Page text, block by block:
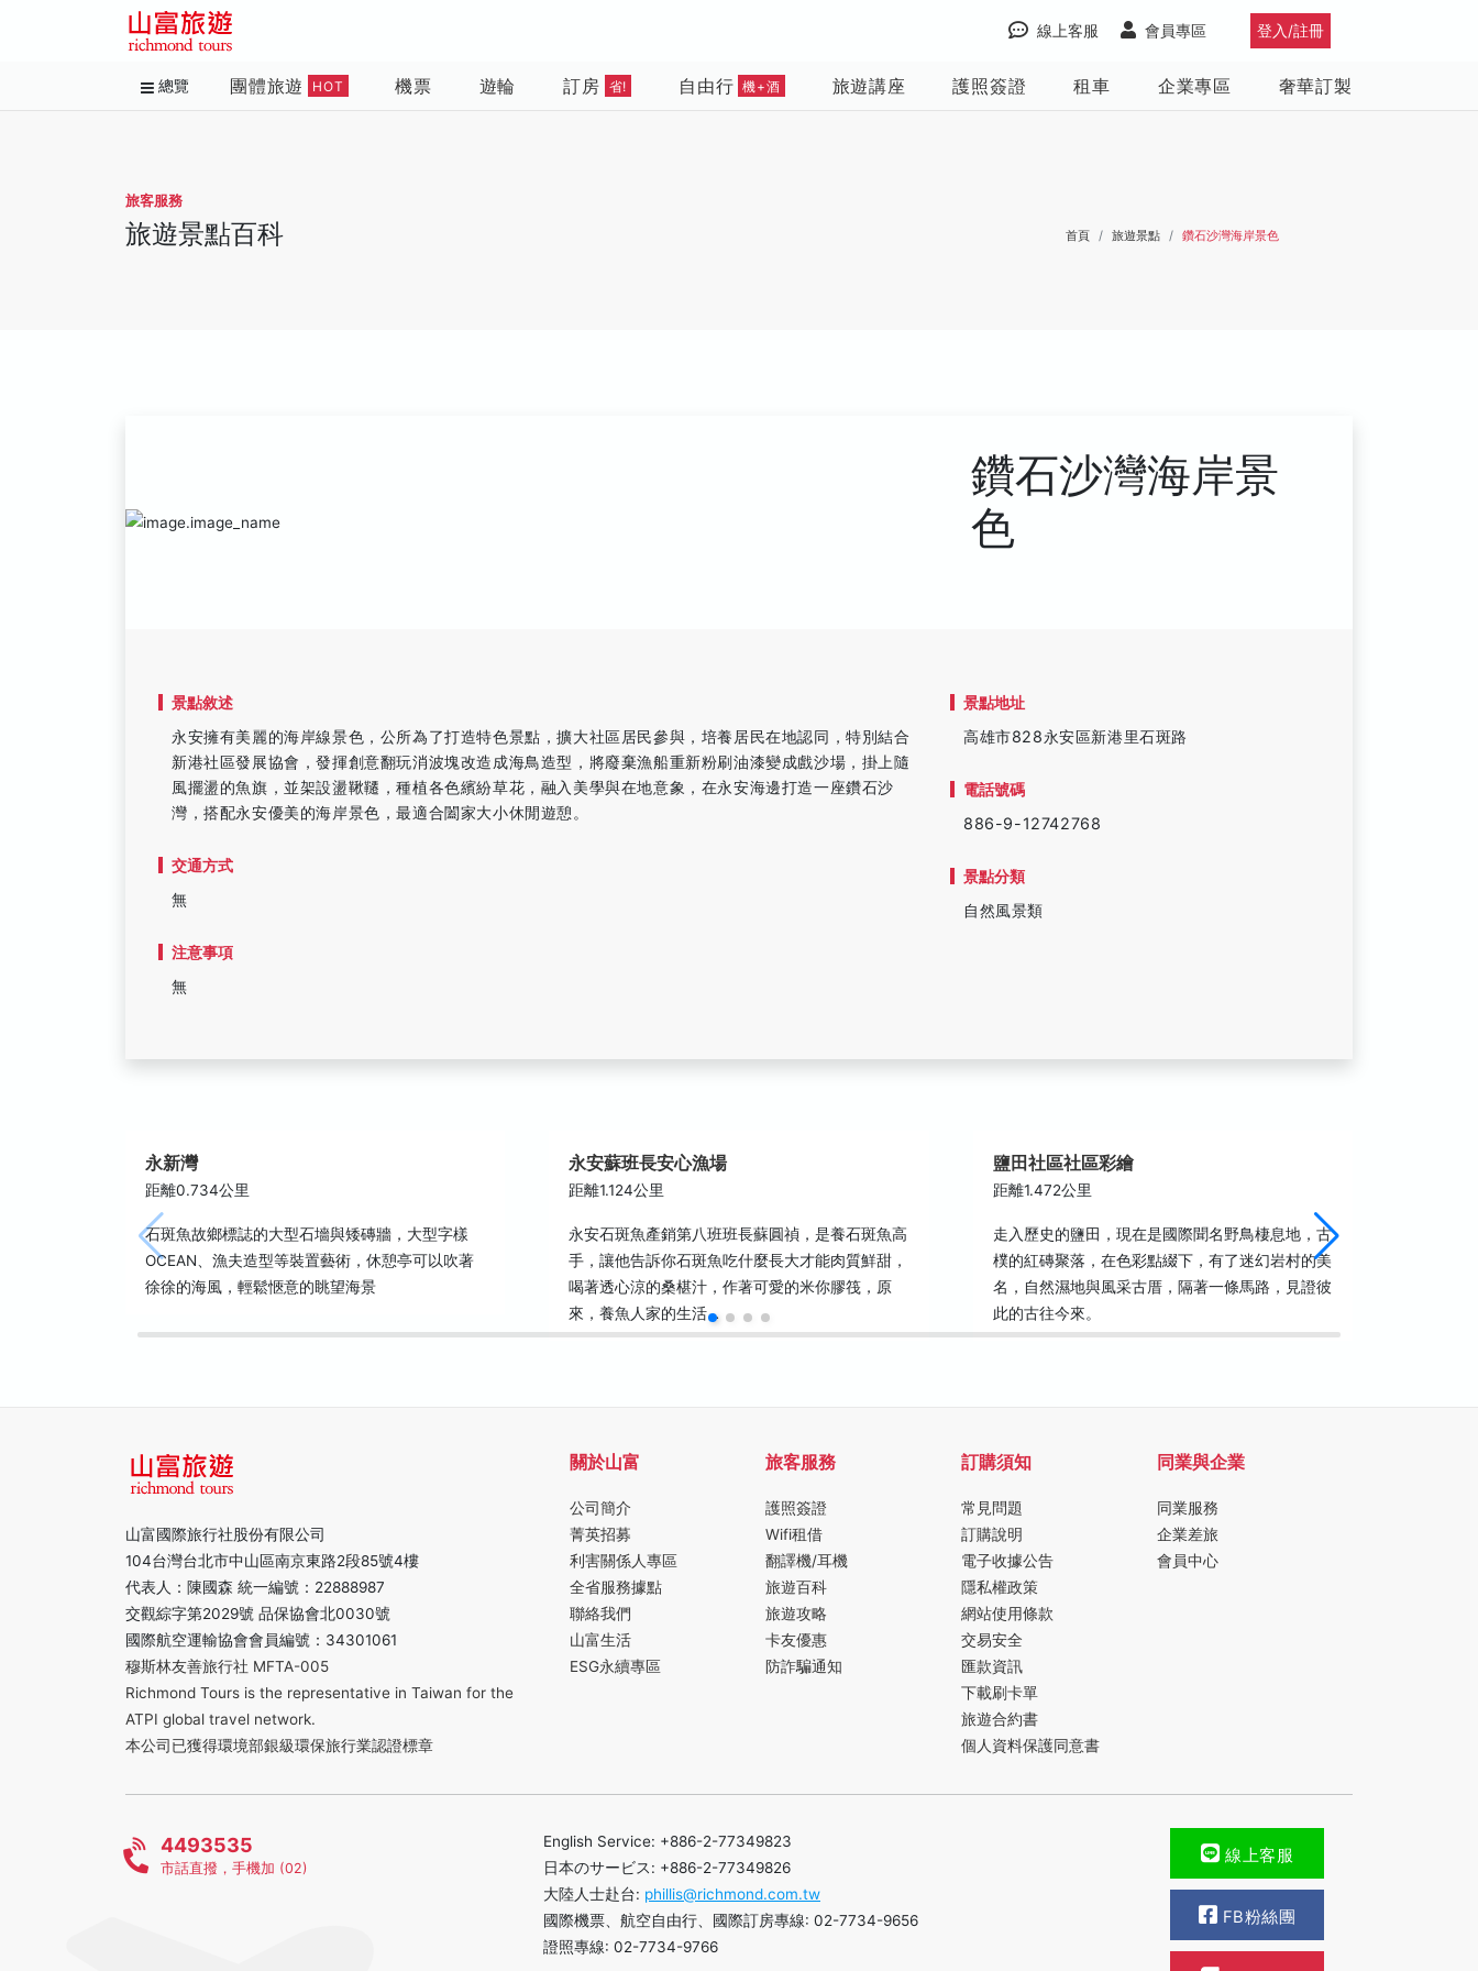
登入/註冊
會員專區
線上客服
總覽 團體旅遊 HOT 機票 遊輪 訂房 省! 自由行 機+酒 旅遊講座 護照簽證 租車 企業專區 奢華訂製
旅客服務
旅遊景點百科 首頁 旅遊景點 鑽石沙灣海岸景色
鑽石沙灣海岸景
色
景點敘述
永安擁有美麗的海岸線景色，公所為了打造特色景點，擴大社區居民參與，培養居民在地認同，特別結合
新港社區發展協會，發揮創意翻玩消波塊改造成海鳥造型，將廢棄漁船重新粉刷油漆變成戲沙場，掛上隨
風擺盪的魚旗，並架設盪鞦韆，種植各色繽紛草花，融入美學與在地意象，在永安海邊打造一座鑽石沙
灣，搭配永安優美的海岸景色，最適合闔家大小休閒遊憩。
交通方式
無
注意事項
無
景點地址
高雄市828永安區新港里石斑路
電話號碼
886-9-12742768
景點分類
自然風景類
永新灣
距離0.734公里
石斑魚故鄉標誌的大型石墻與矮磚牆，大型字樣
OCEAN、漁夫造型等裝置藝術，休憩亭可以吹著
徐徐的海風，輕鬆愜意的眺望海景
永安蘇班長安心漁場
距離1.124公里
永安石斑魚產銷第八班班長蘇圓禎，是養石斑魚高
手，讓他告訴你石斑魚吃什麼長大才能肉質鮮甜，
喝著透心涼的桑椹汁，作著可愛的米你膠筏，原
來，養魚人家的生活…
鹽田社區社區彩繪
距離1.472公里
走入歷史的鹽田，現在是國際聞名野鳥棲息地，古
樸的紅磚聚落，在色彩點綴下，有了迷幻岩村的美
名，自然濕地與風采古厝，隔著一條馬路，見證彼
此的古往今來。
山富國際旅行社股份有限公司
104台灣台北市中山區南京東路2段85號4樓
代表人：陳國森 統一編號：22888987
交觀綜字第2029號 品保協會北0030號
國際航空運輸協會會員編號：34301061
穆斯林友善旅行社 MFTA-005
Richmond Tours is the representative in Taiwan for the
ATPI global travel network.
本公司已獲得環境部銀級環保旅行業認證標章
關於山富
公司簡介
菁英招募
利害關係人專區
全省服務據點
聯絡我們
山富生活
ESG永續專區
旅客服務
護照簽證
Wifi租借
翻譯機/耳機
旅遊百科
旅遊攻略
卡友優惠
防詐騙通知
訂購須知
常見問題
訂購說明
電子收據公告
隱私權政策
網站使用條款
交易安全
匯款資訊
下載刷卡單
旅遊合約書
個人資料保護同意書
同業與企業
同業服務
企業差旅
會員中心
4493535
市話直撥，手機加 (02)
English Service: +886-2-77349823
日本のサービス: +886-2-77349826
大陸人士赴台: phillis@richmond.com.tw
國際機票、航空自由行、國際訂房專線: 02-7734-9656
證照專線: 02-7734-9766
線上客服
FB粉絲團